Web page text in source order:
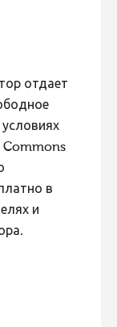
отдает
Commons
в
и